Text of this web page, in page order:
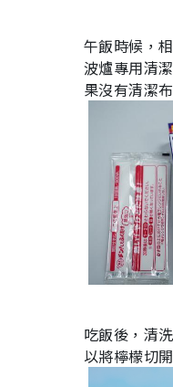
午飯時候，
波爐專用清
果沒有清潔
吃飯後，清
以將檸檬切